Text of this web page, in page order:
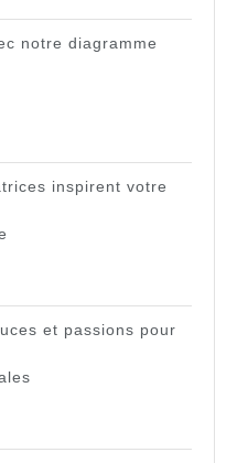
notre diagramme
inspirent votre
et passions pour